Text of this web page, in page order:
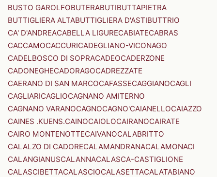
BUSTO GAROLFOBUTERABUTIBUTTAPIETRA
BUTTIGLIERA ALTABUTTIGLIERA D'ASTIBUTTRIO
CA' D'ANDREACABELLA LIGURECABIATECABRAS
CACCAMOCACCURICADEGLIANO-VICONAGO
CADELBOSCO DI SOPRACADEOCADERZONE
CADONEGHECADORAGOCADREZZATE
CAERANO DI SAN MARCOCAFASSECAGGIANOCAGLI
CAGLIARICAGLIOCAGNANO AMITERNO
CAGNANO VARANOCAGNOCAGNO'CAIANELLOCAIAZZO
CAINES .KUENS.CAINOCAIOLOCAIRANOCAIRATE
CAIRO MONTENOTTECAIVANOCALABRITTO
CALALZO DI CADORECALAMANDRANACALAMONACI
CALANGIANUSCALANNACALASCA-CASTIGLIONE
CALASCIBETTACALASCIOCALASETTACALATABIANO